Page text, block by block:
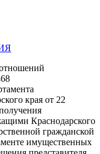
края от 22
Краснодарского
гражданской
имущественных